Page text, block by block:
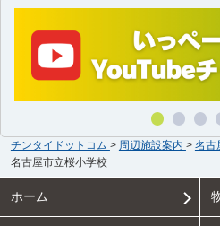
チンタイドットコム > 周辺施設案内 > 名古
名古屋市立桜小学校
ホーム